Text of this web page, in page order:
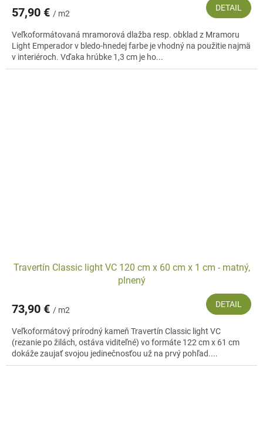
57,90 € / m2
DETAIL
Veľkoformátovaná mramorová dlažba resp. obklad z Mramoru
Light Emperador v bledo-hnedej farbe je vhodný na použitie najmä
v interiéroch. Vďaka hrúbke 1,3 cm je ho...
Travertín Classic light VC 120 cm x 60 cm x 1 cm - matný,
plnený
73,90 € / m2
DETAIL
Veľkoformátový prírodný kameň Travertín Classic light VC
(rezanie po žilách, ostáva viditeľné) vo formáte 122 cm x 61 cm
dokáže zaujať svojou jedinečnosťou už na prvý pohľad....